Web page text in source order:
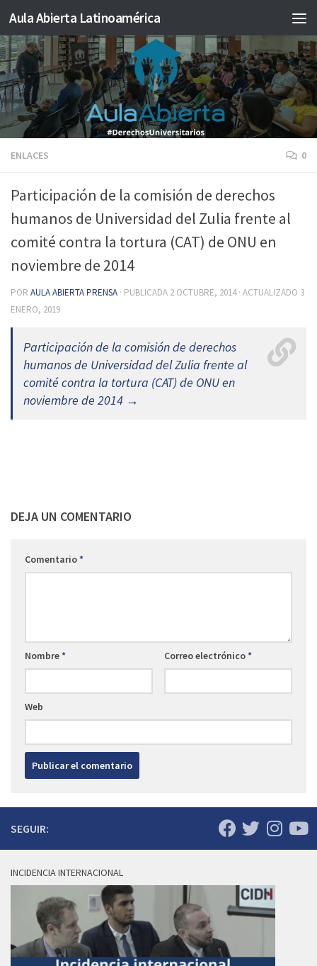
Saltar al contenido
Aula Abierta Latinoamérica
ENLACES 0
Participación de la comisión de derechos
humanos de Universidad del Zulia frente al
comité contra la tortura (CAT) de ONU en
noviembre de 2014
POR AULA ABIERTA PRENSA · PUBLICADA 2 OCTUBRE, 2014· ACTUALIZADO 3
ENERO, 2019
Participación de la comisión de derechos
humanos de Universidad del Zulia frente al
comité contra la tortura (CAT) de ONU en
noviembre de 2014 →
DEJA UN COMENTARIO
Comentario*
Nombre* Correo electrónico*
Web
SEGUIR:
INCIDENCIA INTERNACIONAL